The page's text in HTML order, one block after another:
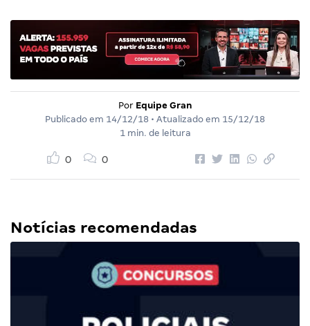
Por Equipe Gran
Publicado em 14/12/18 • Atualizado em 15/12/18
1 min. de leitura
0 0
Notícias recomendadas